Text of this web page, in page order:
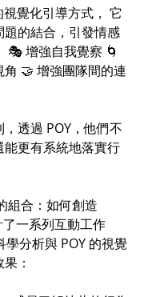
覺化引導方式， 它
的結合，引發情感
🎭 增強自我覺察 🌀
🤝 增強團隊間的連
透過 POY，他們不
更有系統地落實行
組合：如何創造
一系列互動工作
分析與 POY 的視覺
：